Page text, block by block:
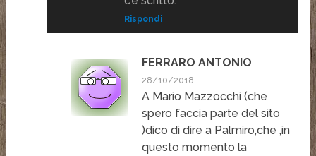
Rispondi
FERRARO ANTONIO
28/10/2018
A Mario Mazzocchi (che
spero faccia parte del sito
)dico di dire a Palmiro,che ,in
questo momento la